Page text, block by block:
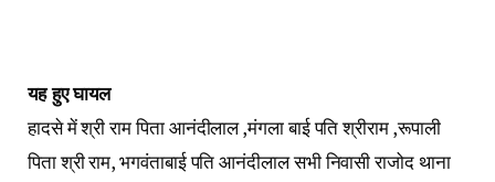
यह हुए घायल
हादसे में श्री राम पिता आनंदीलाल ,मंगला बाई पति श्रीराम ,रूपाली
पिता श्री राम, भगवंताबाई पति आनंदीलाल सभी निवासी राजोद थाना